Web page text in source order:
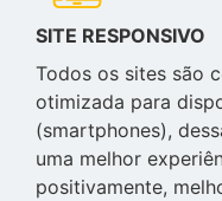
SITE RESPONSIVO
Todos os sites são
otimizada para
(smartphones),
uma melhor
positivamente,